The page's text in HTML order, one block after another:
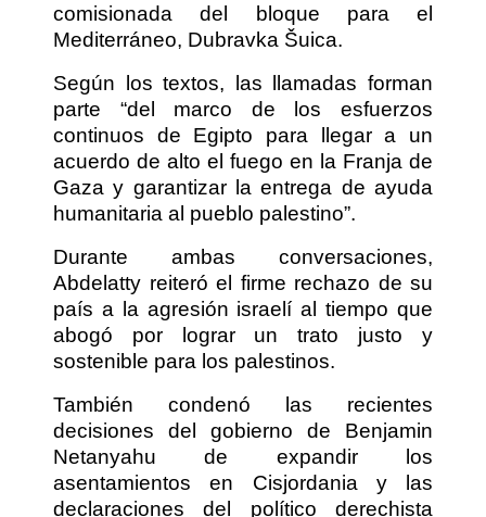
comisionada del bloque para el
Mediterráneo, Dubravka Šuica.
Según los textos, las llamadas forman
parte “del marco de los esfuerzos
continuos de Egipto para llegar a un
acuerdo de alto el fuego en la Franja de
Gaza y garantizar la entrega de ayuda
humanitaria al pueblo palestino”.
Durante ambas conversaciones,
Abdelatty reiteró el firme rechazo de su
país a la agresión israelí al tiempo que
abogó por lograr un trato justo y
sostenible para los palestinos.
También condenó las recientes
decisiones del gobierno de Benjamin
Netanyahu de expandir los
asentamientos en Cisjordania y las
declaraciones del político derechista